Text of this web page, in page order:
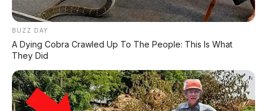
BUZZ DAY
A Dying Cobra Crawled Up To The People: This Is What
They Did